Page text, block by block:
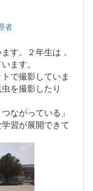
者
す。２年生は，
ます。
で撮影していま
を撮影したり
ながっている」
習が展開できて